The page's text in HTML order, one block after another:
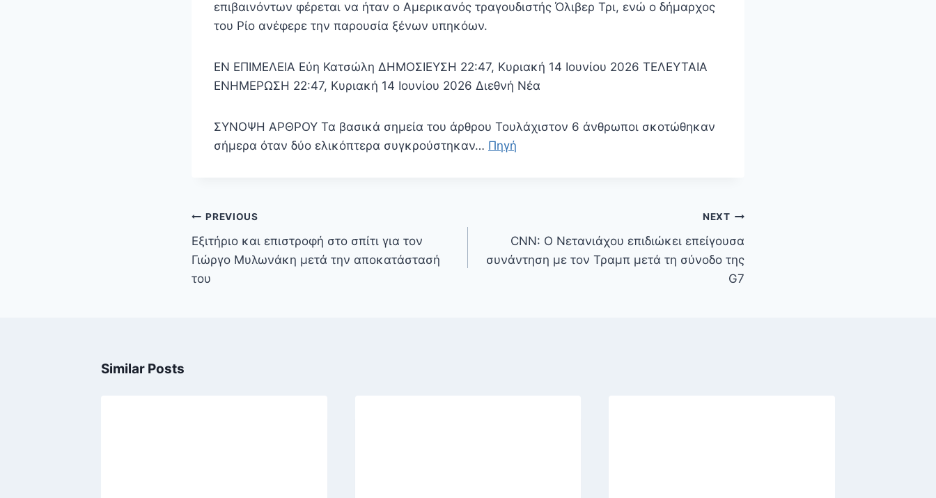
επιβαινόντων φέρεται να ήταν ο Αμερικανός τραγουδιστής Όλιβερ Τρι, ενώ ο δήμαρχος
του Ρίο ανέφερε την παρουσία ξένων υπηκόων.
EN ΕΠΙΜΕΛΕΙΑ Εύη Κατσώλη ΔΗΜΟΣΙΕΥΣΗ 22:47, Κυριακή 14 Ιουνίου 2026 ΤΕΛΕΥΤΑΙΑ
ΕΝΗΜΕΡΩΣΗ 22:47, Κυριακή 14 Ιουνίου 2026 Διεθνή Νέα
ΣΥΝΟΨΗ ΑΡΘΡΟΥ Τα βασικά σημεία του άρθρου Τουλάχιστον 6 άνθρωποι σκοτώθηκαν
σήμερα όταν δύο ελικόπτερα συγκρούστηκαν… Πηγή
Πλοήγηση
άρθρων
PREVIOUS
Εξιτήριο και επιστροφή στο σπίτι για τον
Γιώργο Μυλωνάκη μετά την αποκατάστασή
του
NEXT
CNN: Ο Νετανιάχου επιδιώκει επείγουσα
συνάντηση με τον Τραμπ μετά τη σύνοδο της
G7
Similar Posts